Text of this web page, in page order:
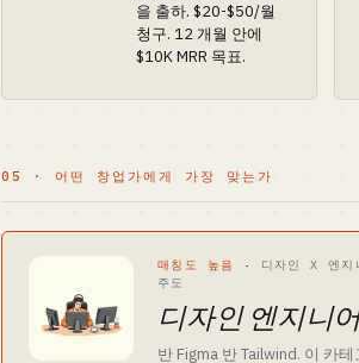
을 출하. $20-$50/월
청구. 12 개월 안에
$10K MRR 목표.
05 · 어떤 창업가에게 가장 맞는가
매칭도 높음 ·
디자인 X 엔
주도
디자인 엔지니
반 Figma 반 Tailwind. 이 카